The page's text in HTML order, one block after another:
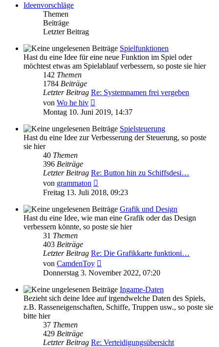
Ideenvorschläge
Themen
Beiträge
Letzter Beitrag
Spielfunktionen
Hast du eine Idee für eine neue Funktion im Spiel oder
möchtest etwas am Spielablauf verbessern, so poste sie hier
142 Themen
1784 Beiträge
Letzter Beitrag Re: Systemnamen frei vergeben
von Wo he hiv
Beitrag
Montag 10. Juni 2019, 14:37
Spielsteuerung
Hast du eine Idee zur Verbesserung der Steuerung, so poste
sie hier
40 Themen
396 Beiträge
Letzter Beitrag Re: Button hin zu Schiffsdesi…
von grammaton
Beitrag
Freitag 13. Juli 2018, 09:23
Grafik und Design
Hast du eine Idee, wie man eine Grafik oder das Design
verbessern könnte, so poste sie hier
31 Themen
403 Beiträge
Letzter Beitrag Re: Die Grafikkarte funktioni…
von CamdenToy
Beitrag
Donnerstag 3. November 2022, 07:20
Ingame-Daten
Bezieht sich deine Idee auf irgendwelche Daten des Spiels,
z.B. Rasseneigenschaften, Schiffe, Truppen usw., so poste sie
bitte hier
37 Themen
429 Beiträge
Letzter Beitrag Re: Verteidigungsübersicht